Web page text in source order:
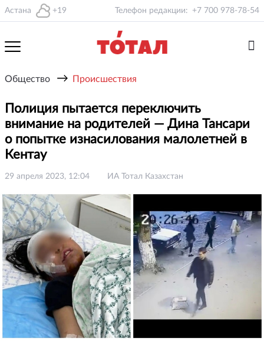
Астана +19 Телефон редакции: +7 700 978-78-54
Общество → Происшествия
Полиция пытается переключить
внимание на родителей — Дина Тансари
о попытке изнасилования малолетней в
Кентау
29 апреля 2023, 12:04 ИА Тотал Казахстан